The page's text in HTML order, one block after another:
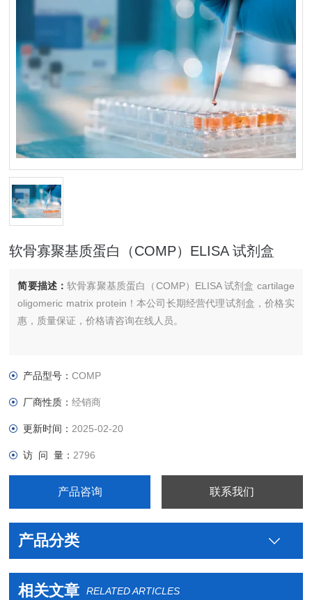
软骨寡聚基质蛋白（COMP）ELISA 试剂盒
简要描述：软骨寡聚基质蛋白（COMP）ELISA 试剂盒 cartilage
oligomeric matrix protein！本公司长期经营代理试剂盒，价格实
惠，质量保证，价格请咨询在线人员。
产品型号：COMP
厂商性质：经销商
更新时间： 2025-02-20
访 问 量： 2796
产品咨询 联系我们
产品分类
相关文章 RELATED ARTICLES